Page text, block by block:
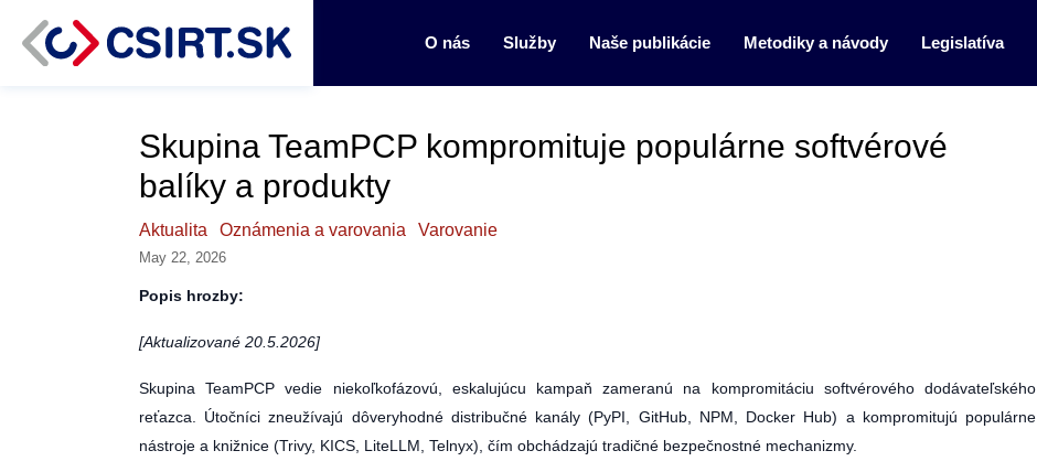
O nás Služby Naše publikácie Metodiky a návody Legislatíva
Skupina TeamPCP kompromituje populárne softvérové
balíky a produkty
Aktualita Oznámenia a varovania Varovanie
May 22, 2026
Popis hrozby:
[Aktualizované 20.5.2026]
Skupina TeamPCP vedie niekoľkofázovú, eskalujúcu kampaň zameranú na kompromitáciu softvérového dodávateľského
reťazca. Útočníci zneužívajú dôveryhodné distribučné kanály (PyPI, GitHub, NPM, Docker Hub) a kompromitujú populárne
nástroje a knižnice (Trivy, KICS, LiteLLM, Telnyx), čím obchádzajú tradičné bezpečnostné mechanizmy.